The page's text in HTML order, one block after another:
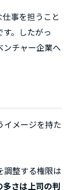
事を担うこと
。したがっ
ンチャー企業へ
イメージを持た
調整する権限は
多さは上司の判